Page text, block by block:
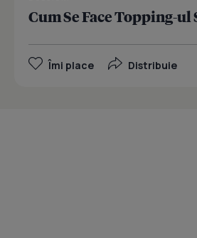
Cum Se Face Topping-
Îmi place Distribuie